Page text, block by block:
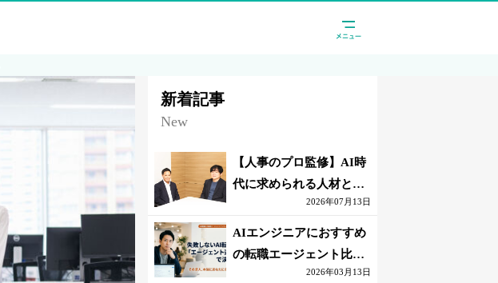
新着記事
New
【人事のプロ監修】AI時
代に求められる人材と
は？「代替されない人」
の条件
2026年07月13日
AIエンジニアにおすすめ
の転職エージェント比較
｜失敗しない選び方【採
2026年03月13日